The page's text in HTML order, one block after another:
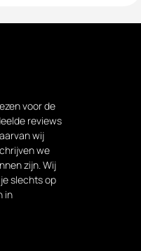
voor de
reviews
wij
we
zijn. Wij
slechts op
in